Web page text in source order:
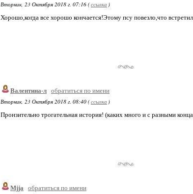
Вторник, 23 Октября 2018 г. 07:16 (ссылка )
Хорошо,когда все хорошо кончается!Этому псу повезло,что
Валентина-л обратиться по имени
Вторник, 23 Октября 2018 г. 08:40 (ссылка )
Пронзительно трогательная история! (каких много и с разными
Mjja
обратиться по имени